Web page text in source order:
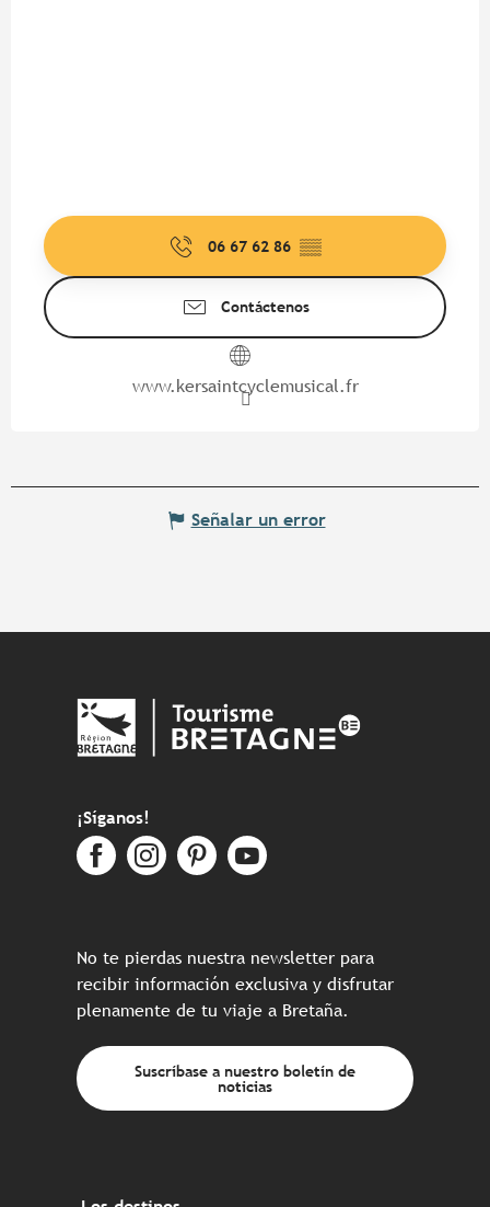
06 67 62 86 ▒▒
Contáctenos
www.kersaintcyclemusical.fr
Señalar un error
¡Síganos!
No te pierdas nuestra newsletter para
recibir información exclusiva y disfrutar
plenamente de tu viaje a Bretaña.
Suscríbase a nuestro boletín de
noticias